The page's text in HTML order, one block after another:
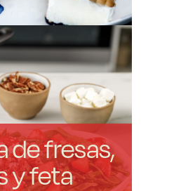
de fresas,
y feta